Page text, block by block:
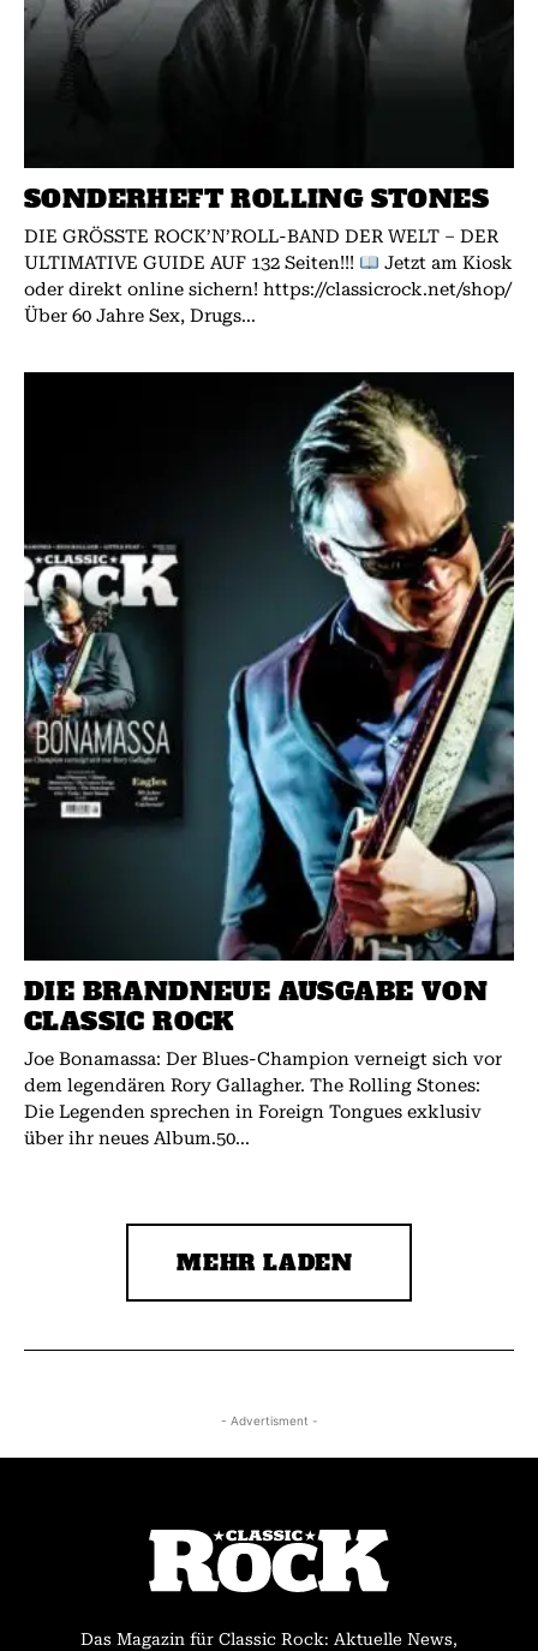
SONDERHEFT ROLLING STONES
DIE GRÖSSTE ROCK’N’ROLL-BAND DER WELT – DER
ULTIMATIVE GUIDE AUF 132 Seiten!!!
Jetzt am Kiosk
oder direkt online sichern! https://classicrock.net/shop/
Über 60 Jahre Sex, Drugs...
DIE BRANDNEUE AUSGABE VON
CLASSIC ROCK
Joe Bonamassa: Der Blues-Champion verneigt sich vor
dem legendären Rory Gallagher. The Rolling Stones:
Die Legenden sprechen in Foreign Tongues exklusiv
über ihr neues Album.50...
MEHR LADEN
- Advertisment -
Das Magazin für Classic Rock: Aktuelle News,